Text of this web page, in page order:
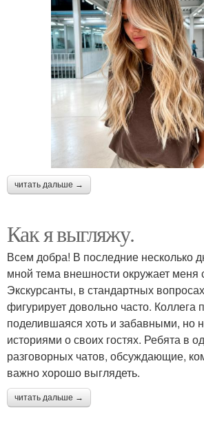
читать дальше →
Как я выгляжу.
Всем добра! В последние несколько
мной тема внешности окружает меня
Экскурсанты, в стандартных
фигурирует довольно часто. Коллега
поделившаяся хоть и забавными, но
историями о своих гостях. Ребята в
разговорных чатов, обсуждающие,
важно хорошо выглядеть.
читать дальше →